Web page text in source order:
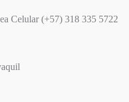
Celular (+57) 318 335 5722